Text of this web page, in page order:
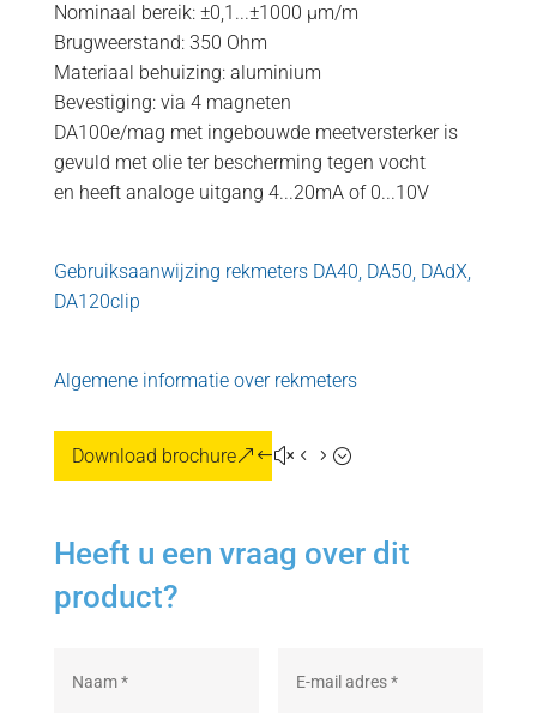
Nominaal bereik: ±0,1...±1000 µm/m
Brugweerstand: 350 Ohm
Materiaal behuizing: aluminium
Bevestiging: via 4 magneten
DA100e/mag met ingebouwde meetversterker is
gevuld met olie ter bescherming tegen vocht
en heeft analoge uitgang 4...20mA of 0...10V
Gebruiksaanwijzing rekmeters DA40, DA50, DAdX,
DA120clip
Algemene informatie over rekmeters
Download brochure
Heeft u een vraag over dit
product?